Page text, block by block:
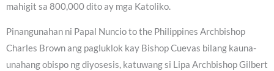
mahigit sa 800,000 dito ay mga Katoliko.
Pinangunahan ni Papal Nuncio to the Philippines Archbishop
Charles Brown ang pagluklok kay Bishop Cuevas bilang kauna-
unahang obispo ng diyosesis, katuwang si Lipa Archbishop Gilbert